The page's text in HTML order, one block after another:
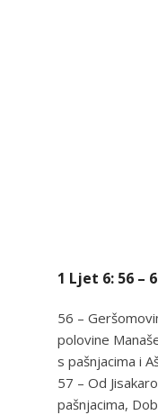
1 Ljet 6: 56 –
56 –
polovine
s pašnjacima i
57 – Od
pašnjacima,